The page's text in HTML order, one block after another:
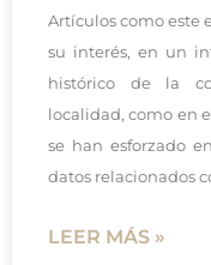
Artículos como este
su interés, en un
histórico de la
localidad, como en
se han esforzado
datos relacionados
LEER MÁS »